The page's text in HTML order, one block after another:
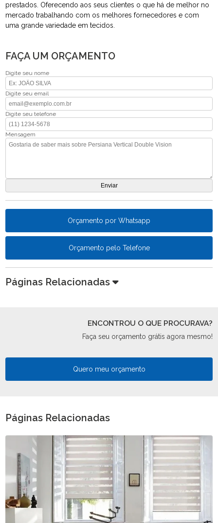
prestados. Oferecendo aos seus clientes o que há de melhor no
mercado trabalhando com os melhores fornecedores e com
uma grande variedade em tecidos.
FAÇA UM ORÇAMENTO
Digite seu nome
Digite seu email
Digite seu telefone
Mensagem
Orçamento por Whatsapp
Orçamento pelo Telefone
Páginas Relacionadas
ENCONTROU O QUE PROCURAVA?
Faça seu orçamento grátis agora mesmo!
Quero meu orçamento
Páginas Relacionadas